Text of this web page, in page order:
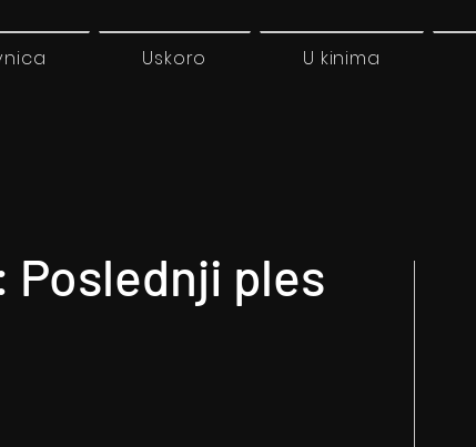
Uskoro U kinima
Poslednji ples